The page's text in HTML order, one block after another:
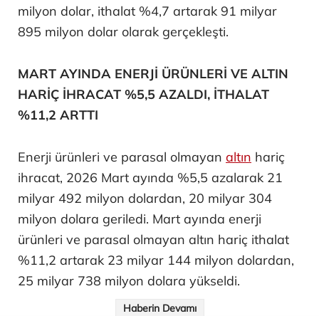
milyon dolar, ithalat %4,7 artarak 91 milyar
895 milyon dolar olarak gerçekleşti.
MART AYINDA ENERJİ ÜRÜNLERİ VE ALTIN
HARİÇ İHRACAT %5,5 AZALDI, İTHALAT
%11,2 ARTTI
Enerji ürünleri ve parasal olmayan altın hariç
ihracat, 2026 Mart ayında %5,5 azalarak 21
milyar 492 milyon dolardan, 20 milyar 304
milyon dolara geriledi. Mart ayında enerji
ürünleri ve parasal olmayan altın hariç ithalat
%11,2 artarak 23 milyar 144 milyon dolardan,
25 milyar 738 milyon dolara yükseldi.
Haberin Devamı